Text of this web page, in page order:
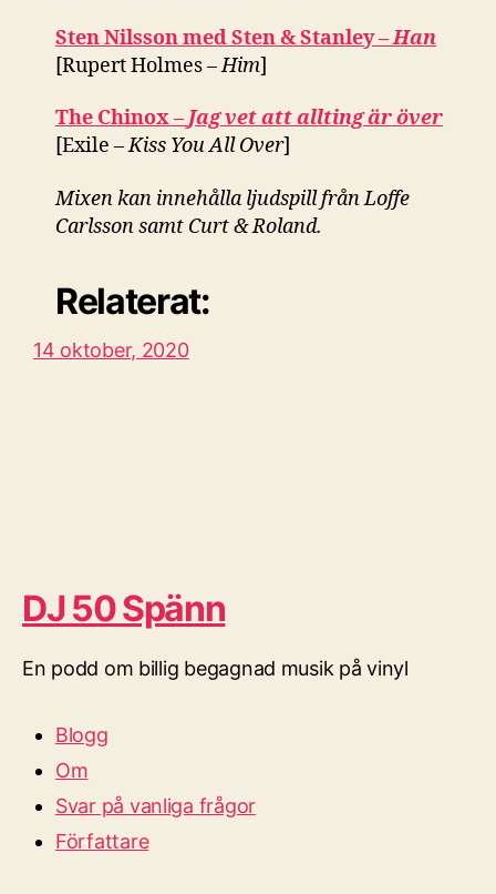
Sten Nilsson med Sten & Stanley –Han
[Rupert Holmes –Him]
The Chinox – Jag vet att allting är över
[Exile –Kiss You All Over]
Mixen kan innehålla ljudspill från Loffe
Carlsson samt Curt & Roland.
Relaterat:
14 oktober, 2020
DJ 50 Spänn
En podd om billig begagnad musik på vinyl
Blogg
Om
Svar på vanliga frågor
Författare